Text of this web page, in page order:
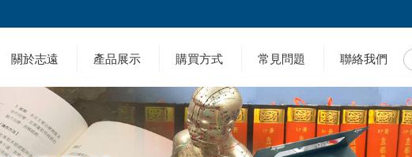
關於志遠 產品展示 購買方式 常見問題 聯絡我們